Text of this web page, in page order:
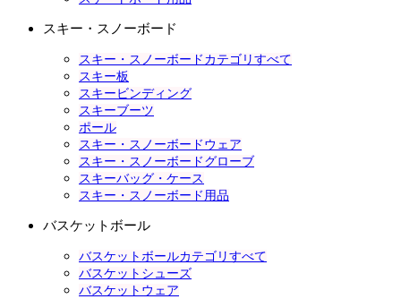
スキー・スノーボード
スキー・スノーボードカテゴリすべて
スキー板
スキービンディング
スキーブーツ
ポール
スキー・スノーボードウェア
スキー・スノーボードグローブ
スキーバッグ・ケース
スキー・スノーボード用品
バスケットボール
バスケットボールカテゴリすべて
バスケットシューズ
バスケットウェア